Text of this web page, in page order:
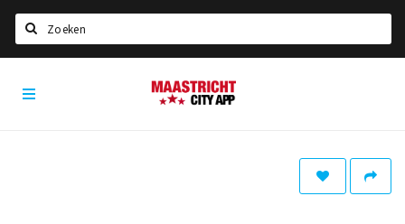
Home
Maastricht
City